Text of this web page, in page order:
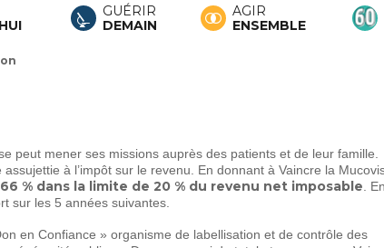
GUÉRIR
DEMAIN
AGIR
ENSEMBLE
peut mener ses missions auprès des patients et de leur
à l’impôt sur le revenu. En donnant à Vaincre la
% dans la limite de 20 % du revenu net imposable.
sur les 5 années suivantes.
en Confiance » organisme de labellisation et de contrôle des